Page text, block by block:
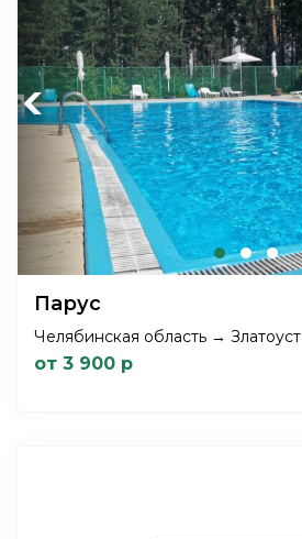
Previous
Парус
Челябинская область → Златоуст
от 3 900 р